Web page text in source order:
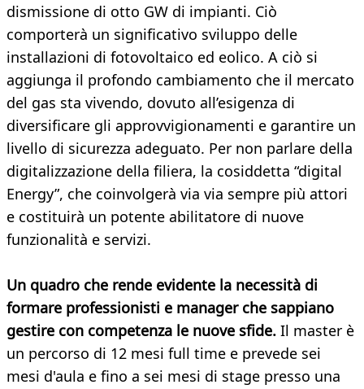
dismissione di otto GW di impianti. Ciò
comporterà un significativo sviluppo delle
installazioni di fotovoltaico ed eolico. A ciò si
aggiunga il profondo cambiamento che il mercato
del gas sta vivendo, dovuto all’esigenza di
diversificare gli approvvigionamenti e garantire un
livello di sicurezza adeguato. Per non parlare della
digitalizzazione della filiera, la cosiddetta “digital
Energy”, che coinvolgerà via via sempre più attori
e costituirà un potente abilitatore di nuove
funzionalità e servizi.
Un quadro che rende evidente la necessità di
formare professionisti e manager che sappiano
gestire con competenza le nuove sfide. Il master è
un percorso di 12 mesi full time e prevede sei
mesi d'aula e fino a sei mesi di stage presso una